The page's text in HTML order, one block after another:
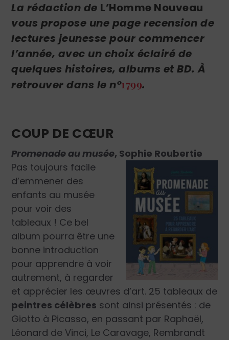
La rédaction de L’Homme Nouveau
vous propose une page recension de
lectures jeunesse pour commencer
l’année, avec un choix éclairé de
quelques histoires,albums et BD. À
retrouver dans le n°1799.
COUP DE CŒUR
Promenade au musée, Sophie Roubertie
Pas toujours facile
d’emmener des
enfants au musée
pour voir des
tableaux ! Ce bel
album pourra être une
bonne introduction
pour apprendre à voir
autrement, à regarder
et apprécier les œuvres d’art. 25 tableaux de
peintres célèbres sont ainsi présentés : de
Giotto à Picasso, en passant par Raphaël,
Léonard de Vinci, Le Caravage, Rembrandt